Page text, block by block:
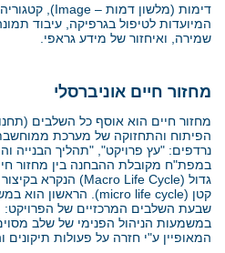
דימות (מלשון דמות – Image
),
המיועדות לטיפול בגרפיקה, עיבוד
שמירה, ואיחזור של מידע גראפי.
מחזור חיים אוניברסלי
מחזור חיים הוא אוסף כל השלבים
הפיתוח והתחזוקה של מערכת
נרדפים: "עץ פרויקט", "תהליך הבנייה
במפת"ח מקובלת ההבחנה בין מחזור
גדול (Macro Life Cycle) הנקרא בקיצור
קטן (micro life cycle) . הראשון הוא
שבעת השלבים המרכזיים של הפרויקט:
במשמעות הניהול הפנימי של שלב
המאופיין ע"י חזרה על פעולות תיקונים